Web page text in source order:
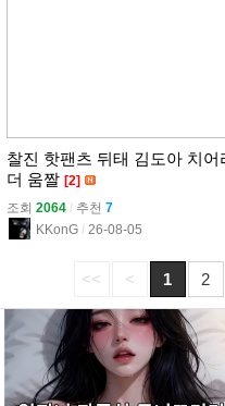
찰진 핫팬츠 뒤태 김도아 치어
더 움짤 [2]
조회 2064 l 추천 7
KKonG l 26-08-05
<< < 1 2